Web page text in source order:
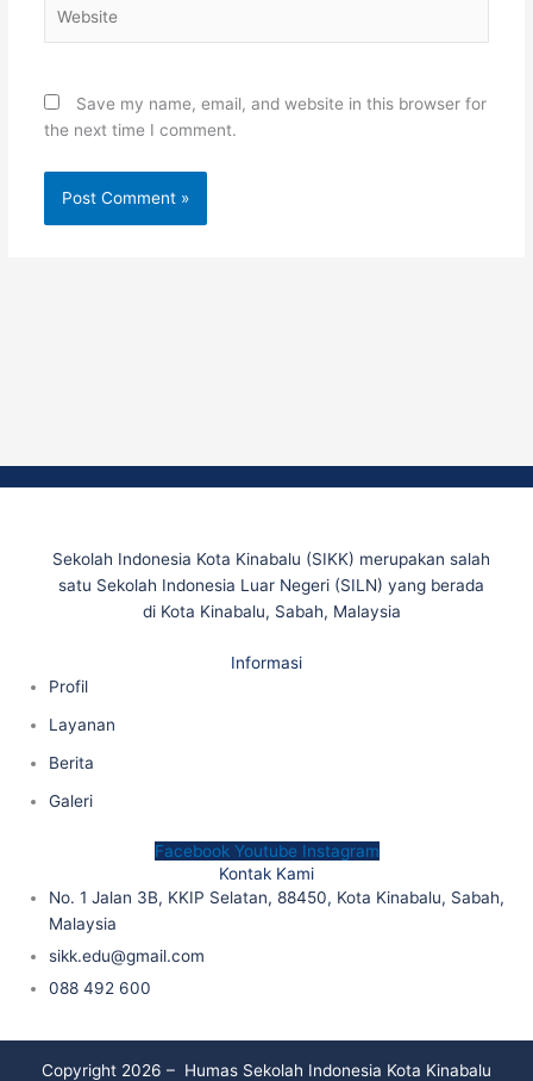
Save my name, email, and website in this browser for
the next time I comment.
Sekolah Indonesia Kota Kinabalu (SIKK) merupakan salah
satu Sekolah Indonesia Luar Negeri (SILN) yang berada
di Kota Kinabalu, Sabah, Malaysia
Informasi
Profil
Layanan
Berita
Galeri
Facebook Youtube Instagram
Kontak Kami
No. 1 Jalan 3B, KKIP Selatan, 88450, Kota Kinabalu, Sabah,
Malaysia
sikk.edu@gmail.com
088 492 600
Copyright 2026 – Humas Sekolah Indonesia Kota Kinabalu